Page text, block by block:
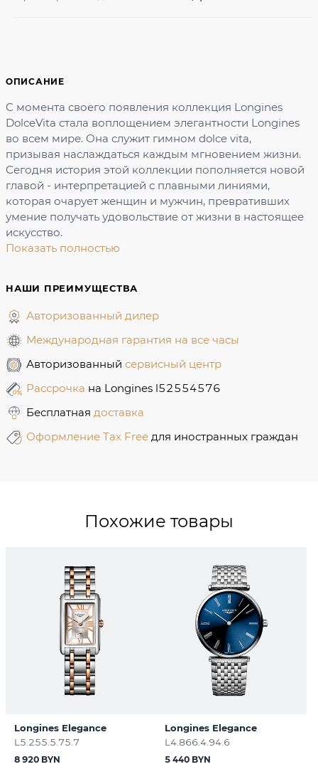
ОПИСАНИЕ
С момента своего появления коллекция Longines
DolceVita стала воплощением элегантности Longines
во всем мире. Она служит гимном dolce vita,
призывая наслаждаться каждым мгновением жизни.
Сегодня история этой коллекции пополняется новой
главой - интерпретацией с плавными линиями,
которая очарует женщин и мужчин, превративших
умение получать удовольствие от жизни в настоящее
искусство.
Показать полностью
НАШИ ПРЕИМУЩЕСТВА
Авторизованный дилер
Международная гарантия на все часы
Авторизованный сервисный центр
Рассрочка на Longines l52554576
Бесплатная доставка
Оформление Tax Free для иностранных граждан
Похожие товары
Longines Elegance
L5.255.5.75.7
8 920 BYN
Longines Elegance
L4.866.4.94.6
5 440 BYN